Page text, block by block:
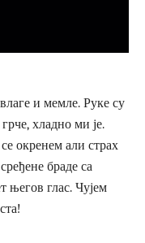
и мемле. Руке су
хладно ми је.
окренем али страх
браде са
његов глас. Чујем